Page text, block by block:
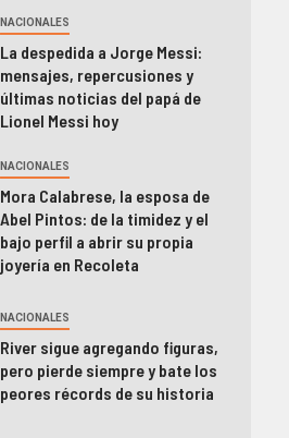
NACIONALES
La despedida a Jorge Messi:
mensajes, repercusiones y
últimas noticias del papá de
Lionel Messi hoy
NACIONALES
Mora Calabrese, la esposa de
Abel Pintos: de la timidez y el
bajo perfil a abrir su propia
joyería en Recoleta
NACIONALES
River sigue agregando figuras,
pero pierde siempre y bate los
peores récords de su historia